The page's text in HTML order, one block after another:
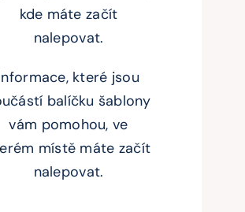
kde máte začít
nalepovat.
které jsou
balíčku šablony
vám pomohou, ve
místě máte začít
nalepovat.